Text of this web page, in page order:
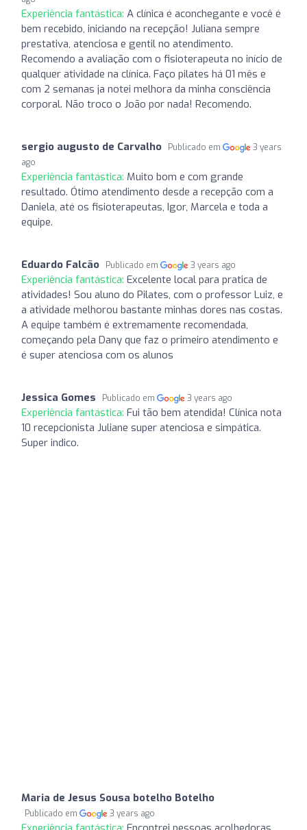
Experiência fantástica: A clínica é aconchegante e você é
bem recebido, iniciando na recepção! Juliana sempre
prestativa, atenciosa e gentil no atendimento.
Recomendo a avaliação com o fisioterapeuta no início de
qualquer atividade na clínica. Faço pilates há 01 mês e
com 2 semanas ja notei melhora da minha consciência
corporal. Não troco o João por nada! Recomendo.
sergio augusto de Carvalho Publicado em
3 years
ago
Experiência fantástica: Muito bom e com grande
resultado. Ótimo atendimento desde a recepção com a
Daniela, até os fisioterapeutas, Igor, Marcela e toda a
equipe.
Eduardo Falcão Publicado em 3 years ago
Experiência fantástica: Excelente local para pratica de
atividades! Sou aluno do Pilates, com o professor Luiz, e
a atividade melhorou bastante minhas dores nas costas.
A equipe também é extremamente recomendada,
começando pela Dany que faz o primeiro atendimento e
é super atenciosa com os alunos
Jessica Gomes Publicado em 3 years ago
Experiência fantástica: Fui tão bem atendida! Clínica nota
10 recepcionista Juliane super atenciosa e simpática.
Super indico.
Maria de Jesus Sousa botelho Botelho
Publicado em 3 years ago